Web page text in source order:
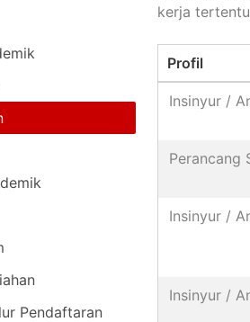
Pendaftaran
kerja
Profil
Insinyur /
Perancang
Insinyur /
Insinyur /